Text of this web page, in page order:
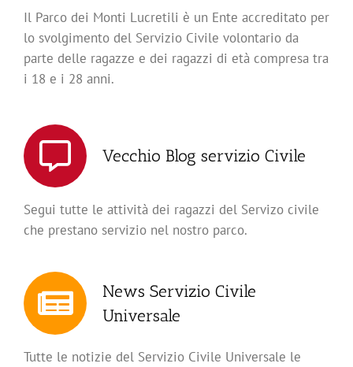
Il Parco dei Monti Lucretili è un Ente accreditato per
lo svolgimento del Servizio Civile volontario da
parte delle ragazze e dei ragazzi di età compresa tra
i 18 e i 28 anni.
Vecchio Blog servizio Civile
Segui tutte le attività dei ragazzi del Servizo civile
che prestano servizio nel nostro parco.
News Servizio Civile
Universale
Tutte le notizie del Servizio Civile Universale le